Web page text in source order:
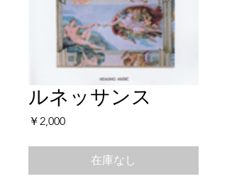
ルネッサンス
￥2,000価
在庫なし